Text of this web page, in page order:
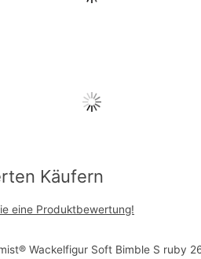
Käufern
eine Produktbewertung!
Wackelfigur Soft Bimble S ruby